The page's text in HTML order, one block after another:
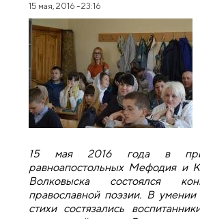
15 мая, 2016 - 23:16
15 мая 2016 года в
равноапостольных Мефодия и
Волковыска состоялся
православной поэзии. В умении
стихи состязались